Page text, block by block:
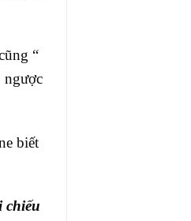
“
ngược
biết
chiếu